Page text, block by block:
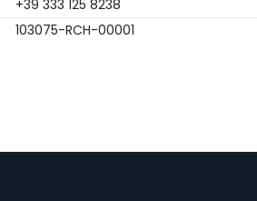
+39 333 125 8238
103075-RCH-00001